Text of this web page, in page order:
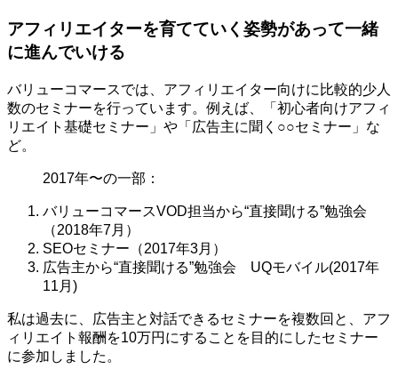
アフィリエイターを育てていく姿勢があって一緒
に進んでいける
バリューコマースでは、アフィリエイター向けに比較的少人
数のセミナーを行っています。例えば、「初心者向けアフィ
リエイト基礎セミナー」や「広告主に聞く○○セミナー」な
ど。
2017年〜の一部：
バリューコマースVOD担当から“直接聞ける”勉強会
（2018年7月）
SEOセミナー（2017年3月）
広告主から“直接聞ける”勉強会 UQモバイル(2017年
11月)
私は過去に、広告主と対話できるセミナーを複数回と、アフ
ィリエイト報酬を10万円にすることを目的にしたセミナー
に参加しました。